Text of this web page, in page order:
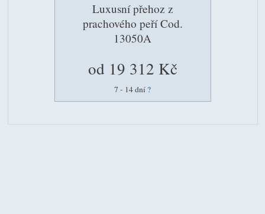
Luxusní přehoz z
prachového peří Cod.
13050A
od 19 312 Kč
7 - 14 dní ?